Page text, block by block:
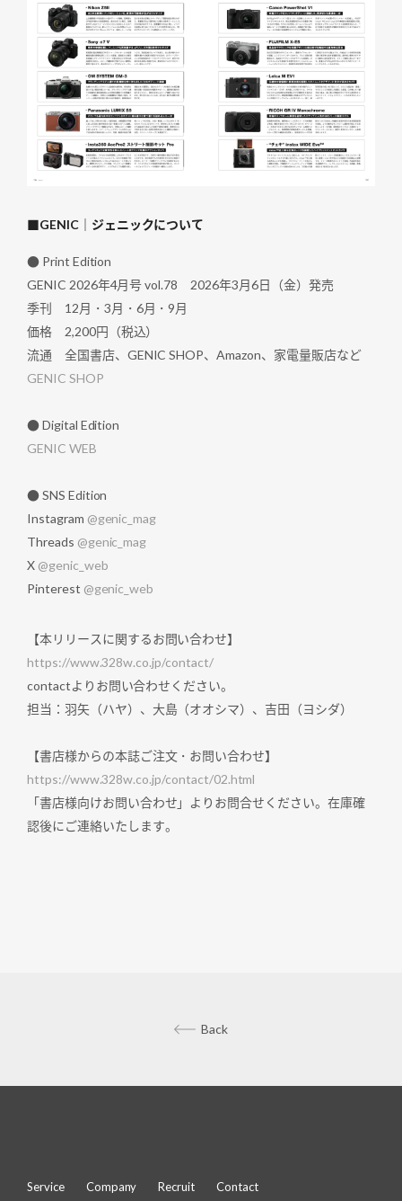
■GENIC｜ジェニックについて
● Print Edition
GENIC 2026年4月号 vol.78 2026年3月6日（金）発売
季刊 12月・3月・6月・9月
価格 2,200円（税込）
流通 全国書店、GENIC SHOP、Amazon、家電量販店など
GENIC SHOP
● Digital Edition
GENIC WEB
● SNS Edition
Instagram @genic_mag
Threads @genic_mag
X @genic_web
Pinterest @genic_web
【本リリースに関するお問い合わせ】
https://www.328w.co.jp/contact/
contactよりお問い合わせください。
担当：羽矢（ハヤ）、大島（オオシマ）、吉田（ヨシダ）
【書店様からの本誌ご注文・お問い合わせ】
https://www.328w.co.jp/contact/02.html
「書店様向けお問い合わせ」よりお問合せください。在庫確
認後にご連絡いたします。
Back
Service Company Recruit Contact